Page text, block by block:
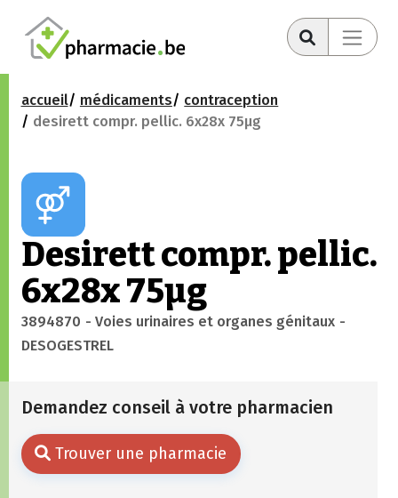
accueil médicaments
contraception
desirett compr. pellic. 6x28x 75µg
Desirett compr. pellic.
6x28x 75µg
3894870 - Voies urinaires et organes génitaux -
DESOGESTREL
Demandez conseil à votre pharmacien
Trouver une pharmacie